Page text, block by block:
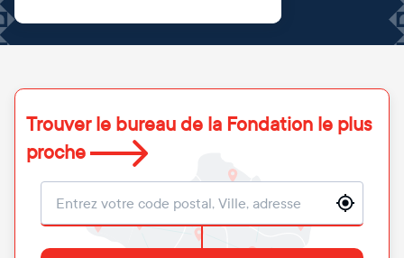
Trouver le bureau de la Fondation le plus
proche
Localisation